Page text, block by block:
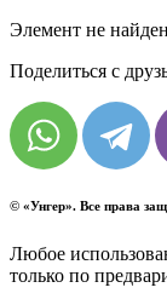
Элемент не найден
Поделиться с
© «Унгер». Все права
Любое
только по